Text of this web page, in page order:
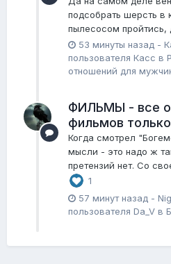
подсобрать шерсть в
пылесосом пройтись,
53 минуты назад -
пользователя Касс в
отношений для
ФИЛЬМЫ - все
фильмов
Когда смотрел
мысли - это надо ж
претензий нет. Со
1
57 минут назад -
пользователя Da_V в